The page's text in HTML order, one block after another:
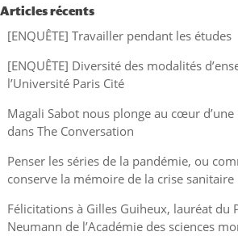
Articles récents
[ENQUÊTE] Travailler pendant les études
[ENQUÊTE] Diversité des modalités
l’Université Paris Cité
Magali Sabot nous plonge au cœur
dans The Conversation
Penser les séries de la pandémie, ou
conserve la mémoire de la crise sanitaire
Félicitations à Gilles Guiheux, lauréat du
Neumann de l’Académie des sciences